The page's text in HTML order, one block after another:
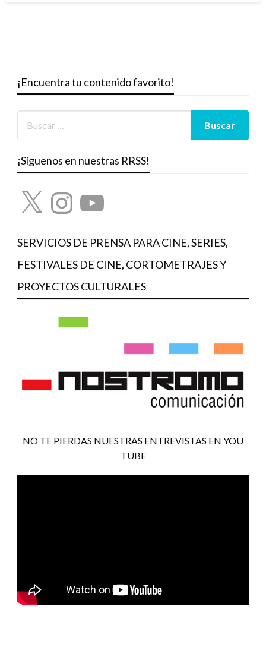
¡Encuentra tu contenido favorito!
¡Síguenos en nuestras RRSS!
X InstagramYouTube
SERVICIOS DE PRENSA PARA CINE, SERIES,
FESTIVALES DE CINE, CORTOMETRAJES Y
PROYECTOS CULTURALES
NO TE PIERDAS NUESTRAS ENTREVISTAS EN YOU
TUBE